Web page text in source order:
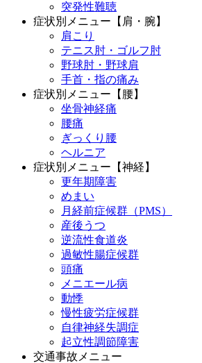
突発性難聴
症状別メニュー【肩・腕】
肩こり
テニス肘・ゴルフ肘
野球肘・野球肩
手首・指の痛み
症状別メニュー【腰】
坐骨神経痛
腰痛
ぎっくり腰
ヘルニア
症状別メニュー【神経】
更年期障害
めまい
月経前症候群（PMS）
産後うつ
逆流性食道炎
過敏性腸症候群
頭痛
メニエール病
動悸
慢性疲労症候群
自律神経失調症
起立性調節障害
交通事故メニュー